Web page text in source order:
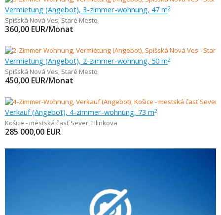
Vermietung (Angebot), 3-zimmer-wohnung, 47 m2
Spišská Nová Ves, Staré Mesto
360,00 EUR/Monat
Vermietung (Angebot), 2-zimmer-wohnung, 50 m2
Spišská Nová Ves, Staré Mesto
450,00 EUR/Monat
Verkauf (Angebot), 4-zimmer-wohnung, 73 m2
Košice - mestská časť Sever, Hlinkova
285 000,00 EUR